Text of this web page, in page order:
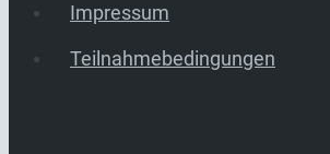
Impressum
Teilnahmebedingungen